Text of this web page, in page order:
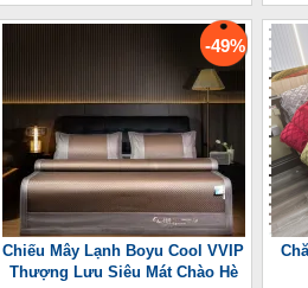
-49%
Chiếu Mây Lạnh Boyu Cool VVIP
Thượng Lưu Siêu Mát Chào Hè